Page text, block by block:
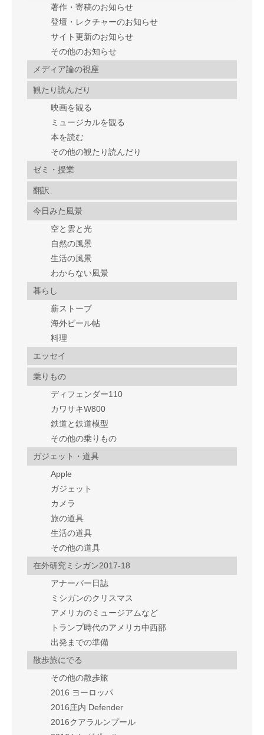
著作・寄稿のお知らせ
登壇・レクチャーのお知らせ
サイト更新のお知らせ
その他のお知らせ
メディア論の視座
観たり読んだり
映画を観る
ミュージカルを観る
本を読む
その他の観たり読んだり
ゼミ・授業
翻訳
今日みた風景
空と雲と光
自然の風景
生活の風景
わからない風景
暮らし
薪ストーブ
海外ビール帖
料理
エッセイ
乗りもの
ディフェンダー110
カワサキW800
鉄道と鉄道模型
その他の乗りもの
ガジェット・道具
Apple
ガジェット
カメラ
旅の道具
生活の道具
その他の道具
在外研究ミシガン2017-18
アナーバー日誌
ミシガンのクリスマス
アメリカのミュージアムなど
トランプ時代のアメリカ中西部
出発までの準備
散歩旅にでる
その他の散歩旅
2016 ヨーロッパ
2016庄内 Defender
2016クアラルンプール